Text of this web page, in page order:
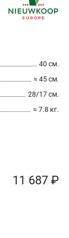
40 см.
≈ 45 см.
28/17 см.
≈ 7.8 кг.
11 687 ₽